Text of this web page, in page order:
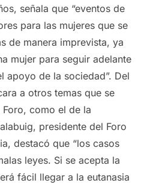
señala que “eventos de
para las mujeres que se
de manera imprevista, ya
mujer para seguir adelante
apoyo de la sociedad”. Del
a otros temas que se
como el de la
presidente del Foro
destacó que “los casos
leyes. Si se acepta la
fácil llegar a la eutanasia